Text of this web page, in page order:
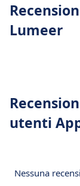
Lumeer
utenti
Nessuna